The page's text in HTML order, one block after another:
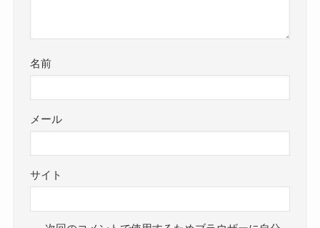
名前
メール
サイト